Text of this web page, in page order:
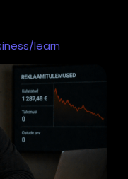
learn